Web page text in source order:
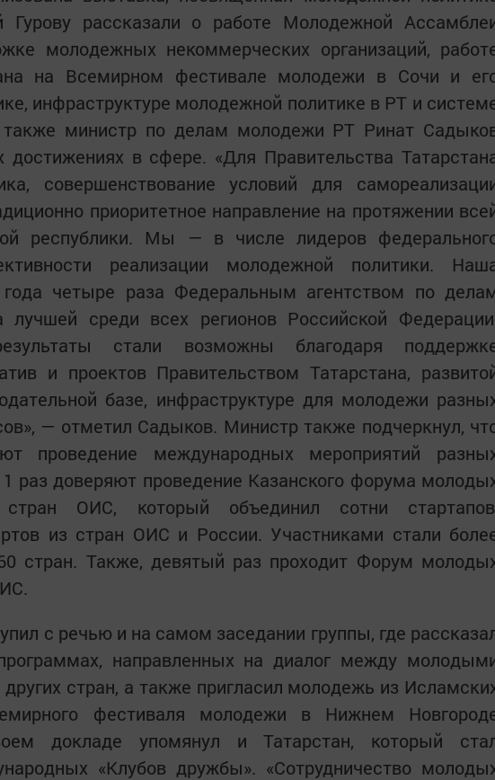
Гурову рассказали о работе Молодежной
молодежных некоммерческих организаций,
на Всемирном фестивале молодежи в Сочи и
инфраструктуре молодежной политике в РТ и
также министр по делам молодежи РТ Ринат
достижениях в сфере. «Для Правительства
совершенствование условий для
приоритетное направление на протяжении
республики. Мы — в числе лидеров
реализации молодежной политики.
четыре раза Федеральным агентством по
лучшей среди всех регионов Российской
стали возможны благодаря
и проектов Правительством Татарстана,
базе, инфраструктуре для молодежи
— отметил Садыков. Министр также подчеркнул,
проведение международных мероприятий
раз доверяют проведение Казанского форума
стран ОИС, который объединил сотни
из стран ОИС и России. Участниками стали
стран. Также, девятый раз проходит Форум
с речью и на самом заседании группы, где
направленных на диалог между
стран, а также пригласил молодежь из
фестиваля молодежи в Нижнем
докладе упомянул и Татарстан, который
«Клубов дружбы». «Сотрудничество